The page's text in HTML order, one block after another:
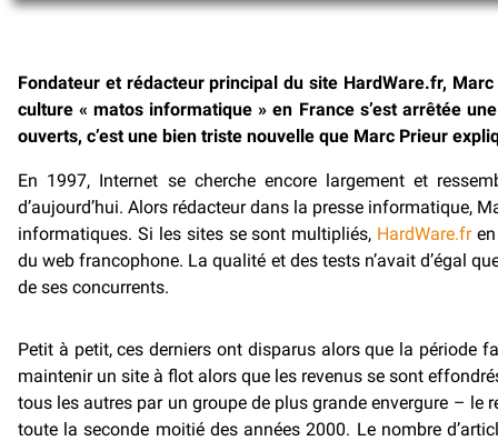
Fondateur et rédacteur principal du site HardWare.fr,
culture « matos informatique » en France s’est arrêtée
ouverts, c’est une bien triste nouvelle que Marc Prieur
En 1997, Internet se cherche encore largement et
d’aujourd’hui. Alors rédacteur dans la presse informatique,
informatiques. Si les sites se sont multipliés, HardWare.fren
du web francophone. La qualité et des tests n’avait d’égal
de ses concurrents.
Petit à petit, ces derniers ont disparus alors que la période
maintenir un site à flot alors que les revenus se sont
tous les autres par un groupe de plus grande envergure –
toute la seconde moitié des années 2000. Le nombre